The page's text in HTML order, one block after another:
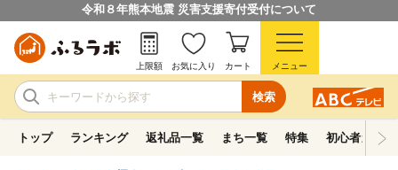
令和８年熊本地震 災害支援寄付受付について
検索
上限額 お気に入り カート メニュー
トップ ランキング 返礼品一覧 まち一覧 特集 初心者ガイド